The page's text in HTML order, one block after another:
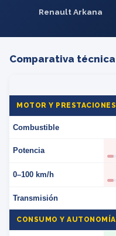
Renault Arkana
Comparativa técnica
MOTOR Y PRESTACIONES
Combustible
Potencia
0–100 km/h
Transmisión
CONSUMO Y AUTONOMÍA